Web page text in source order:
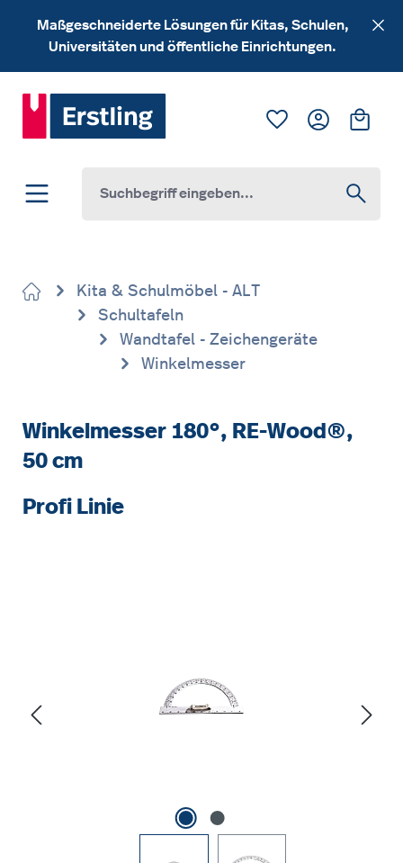
Zum Hauptinhalt springen
Maßgeschneiderte Lösungen für Kitas, Schulen,
Universitäten und öffentliche Einrichtungen.
Du hast 0
Kita & Schulmöbel - ALT
Schultafeln
Wandtafel - Zeichengeräte
Winkelmesser
Winkelmesser 180°, RE-Wood®,
50 cm
Profi Linie